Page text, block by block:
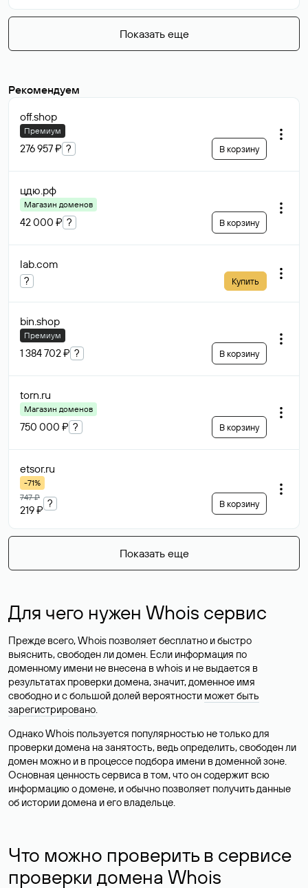
Показать еще
Рекомендуем
off.shop
Премиум
276 957 ₽ ? В корзину
цдю.рф
Магазин доменов
42 000 ₽ ? В корзину
lab.com
? Купить
bin.shop
Премиум
1 384 702 ₽ ? В корзину
torn.ru
Магазин доменов
750 000 ₽ ? В корзину
etsor.ru
-71%
747 ₽
219 ₽
? В корзину
Показать еще
Для чего нужен Whois сервис
Прежде всего, Whois позволяет бесплатно и быстро
выяснить, свободен ли домен. Если информация по
доменному имени не внесена в whois и не выдается в
результатах проверки домена, значит, доменное имя
свободно и с большой долей вероятности может быть
зарегистрировано.
Однако Whois пользуется популярностью не только для
проверки домена на занятость, ведь определить, свободен ли
домен можно и в процессе подбора имени в доменной зоне.
Основная ценность сервиса в том, что он содержит всю
информацию о домене, и обычно позволяет получить данные
об истории домена и его владельце.
Что можно проверить в сервисе
проверки домена Whois